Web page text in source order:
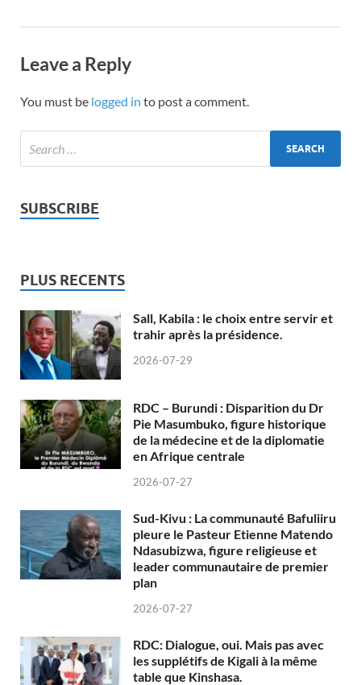
Leave a Reply
You must be logged in to post a comment.
SUBSCRIBE
PLUS RECENTS
Sall, Kabila : le choix entre servir et
trahir après la présidence.
2026-07-29
RDC – Burundi : Disparition du Dr
Pie Masumbuko, figure historique
de la médecine et de la diplomatie
en Afrique centrale
2026-07-27
Sud-Kivu : La communauté Bafuliiru
pleure le Pasteur Etienne Matendo
Ndasubizwa, figure religieuse et
leader communautaire de premier
plan
2026-07-27
RDC: Dialogue, oui. Mais pas avec
les supplétifs de Kigali à la même
table que Kinshasa.